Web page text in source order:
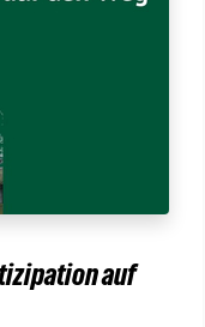
auf